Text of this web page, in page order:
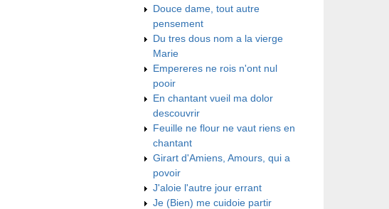
Douce dame, tout autre
pensement
Du tres dous nom a la vierge
Marie
Empereres ne rois n'ont nul
pooir
En chantant vueil ma dolor
descouvrir
Feuille ne flour ne vaut riens en
chantant
Girart d'Amiens, Amours, qui a
povoir
J'aloie l'autre jour errant
Je (Bien) me cuidoie partir